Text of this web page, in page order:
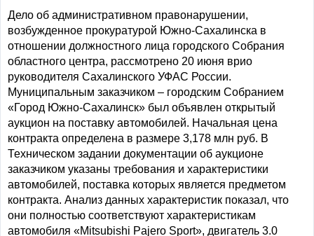
Дело об административном правонарушении,
возбужденное прокуратурой Южно-Сахалинска в
отношении должностного лица городского Собрания
областного центра, рассмотрено 20 июня врио
руководителя Сахалинского УФАС России.
Муниципальным заказчиком – городским Собранием
«Город Южно-Сахалинск» был объявлен открытый
аукцион на поставку автомобилей. Начальная цена
контракта определена в размере 3,178 млн руб. В
Техническом задании документации об аукционе
заказчиком указаны требования и характеристики
автомобилей, поставка которых является предметом
контракта. Анализ данных характеристик показал, что
они полностью соответствуют характеристикам
автомобиля «Mitsubishi Pajero Sport», двигатель 3.0